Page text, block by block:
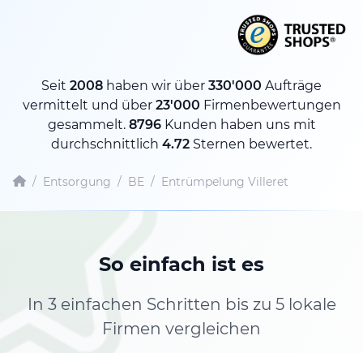
Seit 2008 haben wir über 330'000 Aufträge
vermittelt und über 23'000 Firmenbewertungen
gesammelt. 8796Kunden haben uns mit
durchschnittlich 4.72 Sternen bewertet.
/ Entsorgung / BE / Entrümpelung Villeret
So einfach ist es
In 3 einfachen Schritten bis zu 5 lokale
Firmen vergleichen